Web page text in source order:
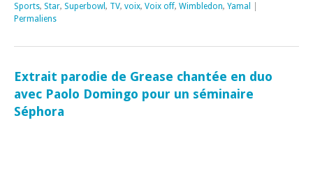
Sports, Star, Superbowl , TV, voix, Voix off, Wimbledon, Yamal
Permaliens
Extrait parodie de Grease chantée en duo
avec Paolo Domingo pour un séminaire
Séphora